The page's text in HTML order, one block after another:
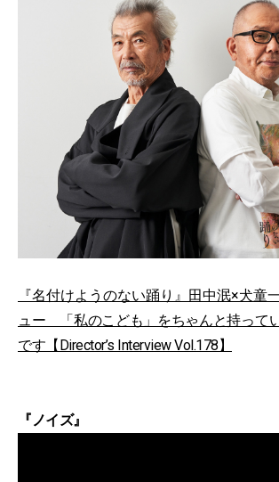
『名付けようのない踊り』田中泯×犬童
ュー 「私のこども」をちゃんと持って
です【Director’s Interview Vol.178】
『ノイズ』